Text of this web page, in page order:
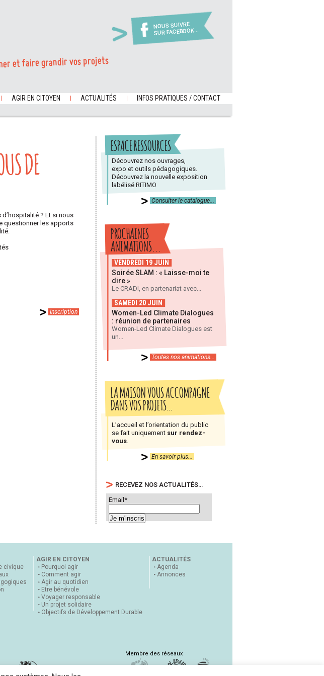
NOUS SUIVRE
SUR FACEBOOK...
et faire grandir vos projets
AGIR EN CITOYEN ACTUALITÉS INFOS PRATIQUES / CONTACT
DE
? Et si nous
questionner les apports
Inscription
ESPACE RESSOURCES
Découvrez nos ouvrages,
expo et outils pédagogiques.
Découvrez la nouvelle exposition
labélisé RITIMO
Consulter le catalogue...
PROCHAINES
ANIMATIONS...
VENDREDI 19 JUIN
Soirée SLAM : « Laisse-moi te
dire »
Le CRADI, en partenariat avec...
SAMEDI 20 JUIN
Women-Led Climate Dialogues
: réunion de partenaires
Women-Led Climate Dialogues est
un...
Toutes nos animations...
LA MAISON VOUS ACCOMPAGNE
DANS VOS PROJETS…
L’accueil et l’orientation du public
se fait uniquement sur rendez-
vous
En savoir plus...
RECEVEZ NOS ACTUALITÉS…
Email*
civique
AGIR EN CITOYEN
Pourquoi agir
Comment agir
Agir au quotidien
Etre bénévole
Voyager responsable
Un projet solidaire
Objectifs de Développement Durable
ACTUALITÉS
Agenda
Annonces
Membre des réseaux